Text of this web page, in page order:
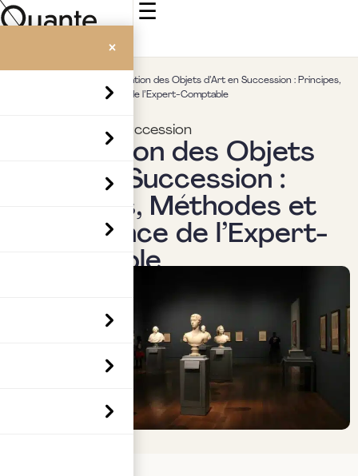
☰
×
L’Évaluation des Objets d’Art en Succession : Principes,
Méthodes et Importance de l’Expert-Comptable
Transmission & succession
L’Évaluation des Objets
d’Art en Succession :
Principes, Méthodes et
Importance de l’Expert-
Comptable